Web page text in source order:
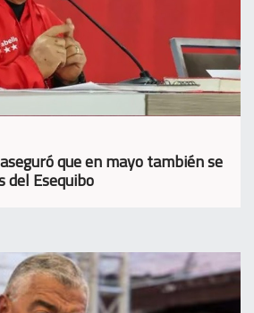
que en mayo también se
del Esequibo